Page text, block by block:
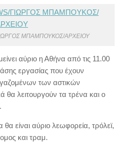
ΜΠΑΜΠΟΥΚΟΣ/ΑΡΧΕΙΟΥ
αύριο η Αθήνα από τις 11.00
εργασίας που έχουν
των αστικών
θα λειτουργούν τα τρένα και ο
θα είναι αύριο λεωφορεία, τρόλεϊ,
και τραμ.